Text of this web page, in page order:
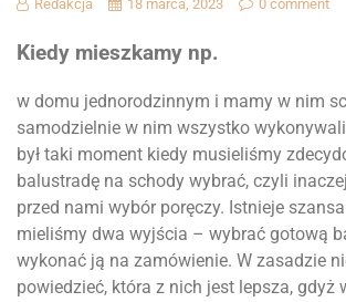
Redakcja 18 marca, 2023 0 comment
Kiedy mieszkamy np.
w domu jednorodzinnym i mamy w nim
samodzielnie w nim wszystko
był taki moment kiedy musieliśmy
balustradę na schody wybrać, czyli
przed nami wybór poręczy. Istnieje
mieliśmy dwa wyjścia – wybrać gotową
wykonać ją na zamówienie. W zasadzie
powiedzieć, która z nich jest lepsza, gdyż